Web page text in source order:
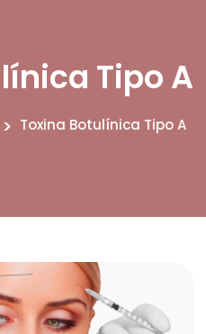
Tipo A
Toxina Botulínica Tipo A